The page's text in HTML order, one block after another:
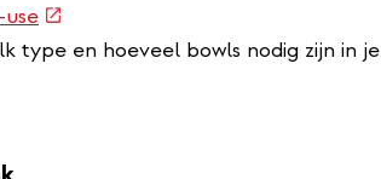
(externe
link)
type en hoeveel bowls nodig zijn in je